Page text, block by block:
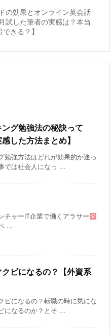
の効果とオンライン英会話
試した筆者の実感は？本当
きる？】
グ勉強法の秘訣って
した方法まとめ】
勉強方法はどれが効果的か迷っ
では社会人になっ ...
チャーIT企業で働くアラサー
...
ビになるの？【外資系
ビになるの？転職の時に気にな
になるのか？とそ ...